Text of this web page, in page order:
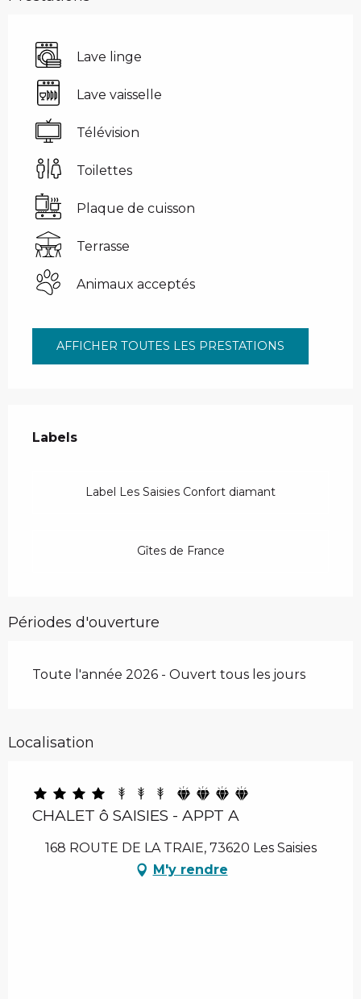
Lave linge
Lave vaisselle
Télévision
Toilettes
Plaque de cuisson
Terrasse
Animaux acceptés
AFFICHER TOUTES LES PRESTATIONS
Labels
Labels
Label Les Saisies Confort diamant
Gîtes de France
Périodes d'ouverture
Toute l'année 2026 - Ouvert tous les jours
Localisation
CHALET ô SAISIES - APPT A
168 ROUTE DE LA TRAIE, 73620 Les Saisies
M'y rendre